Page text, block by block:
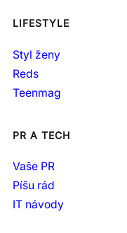
LIFESTYLE
Styl ženy
Reds
Teenmag
PR A TECH
Vaše PR
Píšu rád
IT návody